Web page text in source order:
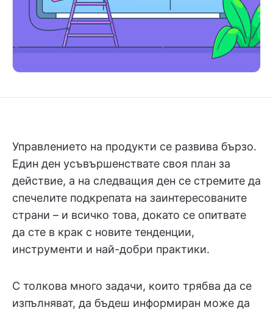
Управлението на продукти се развива бързо.
Един ден усъвършенствате своя план за
действие, а на следващия ден се стремите да
спечелите подкрепата на заинтересованите
страни – и всичко това, докато се опитвате
да сте в крак с новите тенденции,
инструменти и най-добри практики.
С толкова много задачи, които трябва да се
изпълняват, да бъдеш информиран може да